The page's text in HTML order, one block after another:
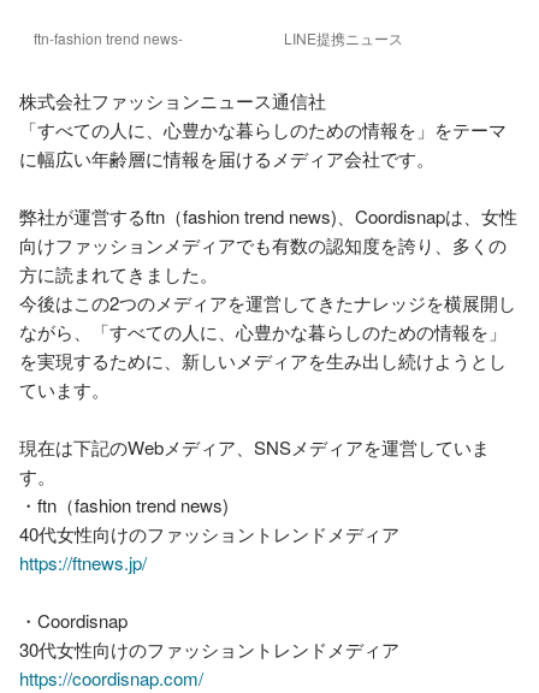
ftn-fashion trend news- LINE提携ニュース
株式会社ファッションニュース通信社
「すべての人に、心豊かな暮らしのための情報を」をテーマ
に幅広い年齢層に情報を届けるメディア会社です。
弊社が運営するftn（fashion trend news)、Coordisnapは、女性
向けファッションメディアでも有数の認知度を誇り、多くの
方に読まれてきました。
今後はこの2つのメディアを運営してきたナレッジを横展開し
ながら、「すべての人に、心豊かな暮らしのための情報を」
を実現するために、新しいメディアを生み出し続けようとし
ています。
現在は下記のWebメディア、SNSメディアを運営していま
す。
・ftn（fashion trend news)
https://ftnews.jp/
・Coordisnap
https://coordisnap.com/